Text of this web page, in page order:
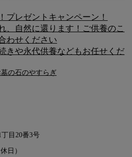
プレゼントキャンペーン！
、自然に還ります！ご供養のこ
わせください
きや永代供養などもお任せくだ
目20番3号
日）